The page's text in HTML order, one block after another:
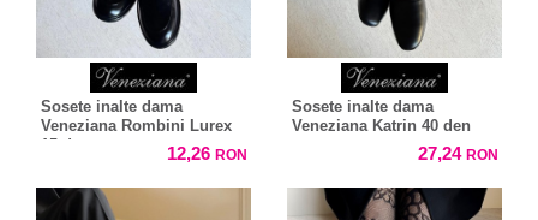
Sosete inalte dama
Veneziana Rombini Lurex
15 den
12,26 RON
Sosete inalte dama
Veneziana Katrin 40 den
27,24 RON